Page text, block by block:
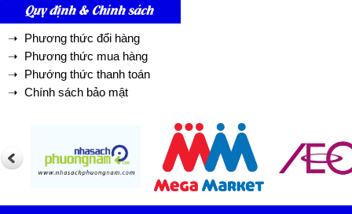
Quy định & Chính sách
➝ Phương thức đổi hàng
➝ Phương thức mua hàng
➝ Phướng thức thanh toán
➝ Chính sách bảo mật